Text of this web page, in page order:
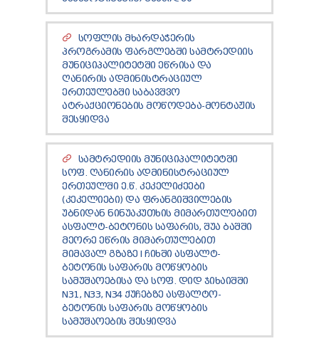
REPORT TO BE SUBMITTED TO PRESIDENT AND
REQUEST OF PUBLIC INFORMATION
PERSONAL DATA PROTECTION OFFICER
LEGAL DECISIONS
APPEAL RULES
ᲡᲝᲤᲚᲘᲡ ᲛᲮᲐᲠᲓᲐᲭᲔᲠᲘᲡ
ᲞᲠᲝᲒᲠᲐᲛᲘᲡ ᲤᲐᲠᲒᲚᲔᲑᲨᲘ ᲡᲐᲛᲢᲠᲔᲓᲘᲘᲡ
ᲛᲣᲜᲘᲪᲘᲞᲐᲚᲘᲢᲔᲢᲨᲘ ᲔᲬᲠᲘᲡᲐ ᲓᲐ
ᲦᲐᲜᲘᲠᲘᲡ ᲐᲓᲛᲘᲜᲘᲡᲢᲠᲐᲪᲘᲣᲚ
ᲔᲠᲗᲔᲣᲚᲔᲑᲨᲘ ᲡᲐᲑᲐᲕᲨᲕᲝ
ᲐᲢᲠᲐᲥᲪᲘᲝᲜᲔᲑᲘᲡ ᲛᲝᲬᲝᲓᲔᲑᲐ-ᲛᲝᲜᲢᲐᲟᲘᲡ
ᲨᲔᲡᲧᲘᲓᲕᲐ
ᲡᲐᲛᲢᲠᲔᲓᲘᲘᲡ ᲛᲣᲜᲘᲪᲘᲞᲐᲚᲘᲢᲔᲢᲨᲘ
ᲡᲝᲤ. ᲦᲐᲜᲘᲠᲘᲡ ᲐᲓᲛᲘᲜᲘᲡᲢᲠᲐᲪᲘᲣᲚ
ᲔᲠᲗᲔᲣᲚᲨᲘ Ე.Წ. ᲙᲔᲙᲔᲚᲘᲫᲔᲔᲑᲘ
(ᲙᲔᲙᲔᲚᲘᲔᲑᲘ) ᲓᲐ ᲤᲠᲐᲜᲒᲘᲨᲕᲘᲚᲔᲑᲘᲡ
ᲣᲑᲜᲘᲓᲐᲜ ᲜᲘᲜᲣᲐᲙᲣᲗᲮᲘᲡ ᲛᲘᲛᲐᲠᲗᲣᲚᲔᲑᲘᲗ
ᲐᲡᲤᲐᲚᲢ-ᲑᲔᲢᲝᲜᲘᲡ ᲡᲐᲤᲐᲠᲘᲡ, ᲨᲣᲐ ᲑᲐᲨᲨᲘ
ᲛᲔᲝᲠᲔ ᲔᲬᲠᲘᲡ ᲛᲘᲛᲐᲠᲗᲣᲚᲔᲑᲘᲗ
ᲛᲘᲛᲐᲕᲐᲚ ᲒᲖᲐᲖᲔ I ᲩᲘᲮᲨᲘ ᲐᲡᲤᲐᲚᲢ-
ᲑᲔᲢᲝᲜᲘᲡ ᲡᲐᲤᲐᲠᲘᲡ ᲛᲝᲬᲧᲝᲑᲘᲡ
ᲡᲐᲛᲣᲨᲐᲝᲔᲑᲘᲡᲐ ᲓᲐ ᲡᲝᲤ. ᲓᲘᲓ ᲯᲘᲮᲐᲘᲨᲨᲘ
N31, N33, N34 ᲥᲣᲩᲔᲑᲖᲔ ᲐᲡᲤᲐᲚᲢᲝ-
ᲑᲔᲢᲝᲜᲘᲡ ᲡᲐᲤᲐᲠᲘᲡ ᲛᲝᲬᲧᲝᲑᲘᲡ
ᲡᲐᲛᲣᲨᲐᲝᲔᲑᲘᲡ ᲨᲔᲡᲧᲘᲓᲕᲐ